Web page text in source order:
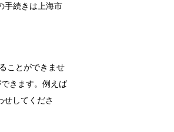
手続きは上海市
ことができませ
きます。例えば
せしてくださ